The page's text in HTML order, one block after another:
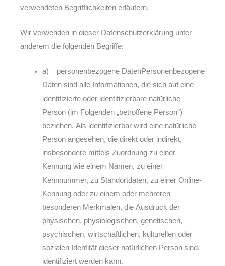
verwendeten Begrifflichkeiten erläutern.
Wir verwenden in dieser Datenschutzerklärung unter
anderem die folgenden Begriffe:
a) personenbezogene DatenPersonenbezogene
Daten sind alle Informationen, die sich auf eine
identifizierte oder identifizierbare natürliche
Person (im Folgenden „betroffene Person“)
beziehen. Als identifizierbar wird eine natürliche
Person angesehen, die direkt oder indirekt,
insbesondere mittels Zuordnung zu einer
Kennung wie einem Namen, zu einer
Kennnummer, zu Standortdaten, zu einer Online-
Kennung oder zu einem oder mehreren
besonderen Merkmalen, die Ausdruck der
physischen, physiologischen, genetischen,
psychischen, wirtschaftlichen, kulturellen oder
sozialen Identität dieser natürlichen Person sind,
identifiziert werden kann.